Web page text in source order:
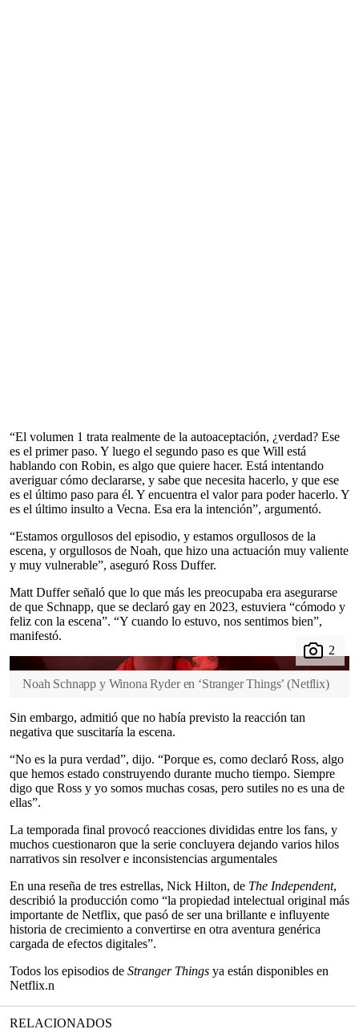
“El volumen 1 trata realmente de la autoaceptación, ¿verdad? Ese
es el primer paso. Y luego el segundo paso es que Will está
hablando con Robin, es algo que quiere hacer. Está intentando
averiguar cómo declararse, y sabe que necesita hacerlo, y que ese
es el último paso para él. Y encuentra el valor para poder hacerlo. Y
es el último insulto a Vecna. Esa era la intención”, argumentó.
“Estamos orgullosos del episodio, y estamos orgullosos de la
escena, y orgullosos de Noah, que hizo una actuación muy valiente
y muy vulnerable”, aseguró Ross Duffer.
Matt Duffer señaló que lo que más les preocupaba era asegurarse
de que Schnapp, que se declaró gay en 2023, estuviera “cómodo y
feliz con la escena”. “Y cuando lo estuvo, nos sentimos bien”,
manifestó.
Noah Schnapp y Winona Ryder en ‘Stranger Things’ (Netflix)
Sin embargo, admitió que no había previsto la reacción tan
negativa que suscitaría la escena.
“No es la pura verdad”, dijo. “Porque es, como declaró Ross, algo
que hemos estado construyendo durante mucho tiempo. Siempre
digo que Ross y yo somos muchas cosas, pero sutiles no es una de
ellas”.
La temporada final provocó reacciones divididas entre los fans, y
muchos cuestionaron que la serie concluyera dejando varios hilos
narrativos sin resolver e inconsistencias argumentales
En una reseña de tres estrellas, Nick Hilton, de The Independent,
describió la producción como “la propiedad intelectual original más
importante de Netflix, que pasó de ser una brillante e influyente
historia de crecimiento a convertirse en otra aventura genérica
cargada de efectos digitales”.
Todos los episodios de Stranger Things ya están disponibles en
Netflix.n
RELACIONADOS